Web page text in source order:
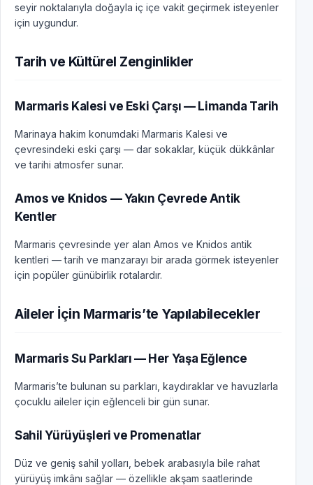
seyir noktalarıyla doğayla iç içe vakit geçirmek isteyenler
için uygundur.
Tarih ve Kültürel Zenginlikler
Marmaris Kalesi ve Eski Çarşı — Limanda Tarih
Marinaya hakim konumdaki Marmaris Kalesi ve
çevresindeki eski çarşı — dar sokaklar, küçük dükkânlar
ve tarihi atmosfer sunar.
Amos ve Knidos — Yakın Çevrede Antik
Kentler
Marmaris çevresinde yer alan Amos ve Knidos antik
kentleri — tarih ve manzarayı bir arada görmek isteyenler
için popüler günübirlik rotalardır.
Aileler İçin Marmaris’te Yapılabilecekler
Marmaris Su Parkları — Her Yaşa Eğlence
Marmaris’te bulunan su parkları, kaydıraklar ve havuzlarla
çocuklu aileler için eğlenceli bir gün sunar.
Sahil Yürüyüşleri ve Promenatlar
Düz ve geniş sahil yolları, bebek arabasıyla bile rahat
yürüyüş imkânı sağlar — özellikle akşam saatlerinde